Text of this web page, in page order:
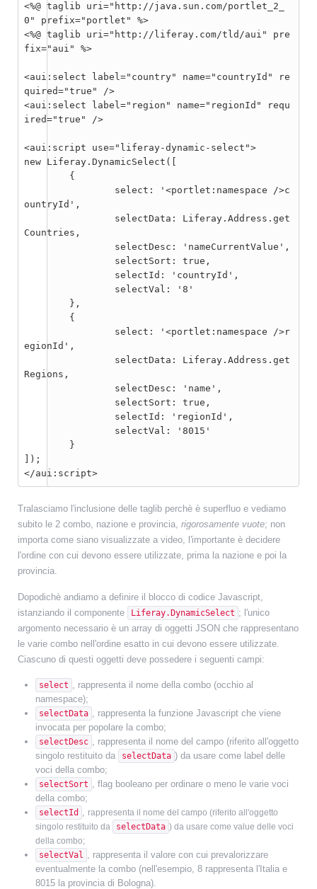
<%@ taglib uri="http://java.sun.com/portlet_2_
0" prefix="portlet" %>
<%@ taglib uri="http://liferay.com/tld/aui" pre
fix="aui" %>
<aui:select label="country" name="countryId" re
quired="true" />
<aui:select label="region" name="regionId" requ
ired="true" />
<aui:script use="liferay-dynamic-select">
new Liferay.DynamicSelect([
ountryId',
Countries,
egionId',
Regions,
]);
Tralasciamo l'inclusione delle taglib perchè è superfluo e vediamo
subito le 2 combo, nazione e provincia, rigorosamente vuote; non
importa come siano visualizzate a video, l'importante è decidere
l'ordine con cui devono essere utilizzate, prima la nazione e poi la
provincia.
Dopodichè andiamo a definire il blocco di codice Javascript,
istanziando il componente
Liferay.DynamicSelect ; l'unico
argomento necessario è un array di oggetti JSON che rappresentano
le varie combo nell'ordine esatto in cui devono essere utilizzate.
Ciascuno di questi oggetti deve possedere i seguenti campi:
select , rappresenta il nome della combo (occhio al
namespace);
selectData , rappresenta la funzione Javascript che viene
invocata per popolare la combo;
selectDesc , rappresenta il nome del campo (riferito all'oggetto
singolo restituito da
selectData ) da usare come label delle
voci della combo;
selectSort , flag booleano per ordinare o meno le varie voci
della combo;
selectId , rappresenta il nome del campo (riferito all'oggetto
singolo restituito da
selectData ) da usare come value delle voci
della combo;
selectVal , rappresenta il valore con cui prevalorizzare
eventualmente la combo (nell'esempio, 8 rappresenta l'Italia e
8015 la provincia di Bologna).